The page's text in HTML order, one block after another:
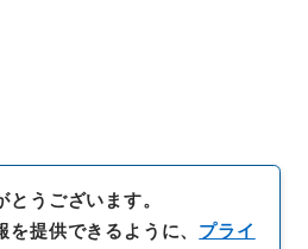
うございます。
提供できるように、 プライ